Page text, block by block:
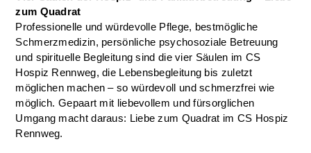
zum Quadrat
Professionelle und würdevolle Pflege, bestmögliche
Schmerzmedizin, persönliche psychosoziale Betreuung
und spirituelle Begleitung sind die vier Säulen im CS
Hospiz Rennweg, die Lebensbegleitung bis zuletzt
möglichen machen – so würdevoll und schmerzfrei wie
möglich. Gepaart mit liebevollem und fürsorglichen
Umgang macht daraus: Liebe zum Quadrat im CS Hospiz
Rennweg.